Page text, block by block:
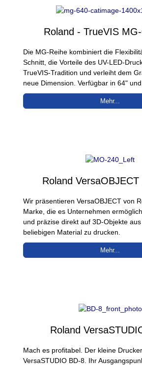
Roland - TrueVIS
Die MG-Reihe kombiniert die
Schnitt, die Vorteile des UV-LED-
TrueVIS-Tradition und verleiht dem
neue Dimension. Verfügbar in 64"
Mehr...
Roland
Wir präsentieren VersaOBJECT von
Marke, die es Unternehmen
und präzise direkt auf 3D-Objekte
beliebigen Material zu drucken.
Mehr...
Roland
Mach es profitabel. Der kleine
VersaSTUDIO BD-8. Ihr